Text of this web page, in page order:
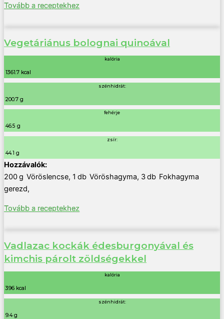
Tovább a receptekhez
Vegetáriánus bolognai quinoával
kalória
1361.7 kcal
szénhidrát:
200.7 g
fehérje
46.5 g
zsír:
44.1 g
200g Vöröslencse, 1 db Vöröshagyma, 3db Fokhagyma
gerezd,
Tovább a receptekhez
Vadlazac kockák édesburgonyával és
kimchis párolt zöldségekkel
kalória
396 kcal
szénhidrát:
9.4 g